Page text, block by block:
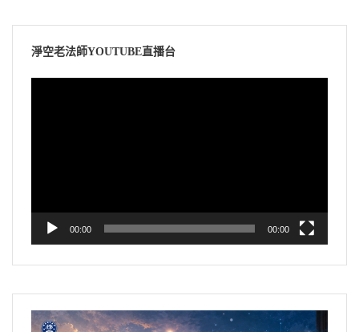
淨空老法師YOUTUBE直播台
00:00 00:00